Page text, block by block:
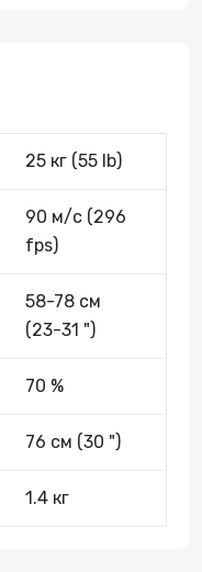
25 кг (55 lb)
90 м/с (296
fps)
58-78 см
(23-31 ")
70 %
76 см (30 ")
1.4 кг